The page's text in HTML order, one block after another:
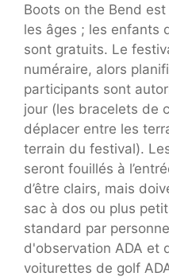
Boots on the Bend
les âges ; les enfants
sont gratuits. Le
numéraire, alors
participants sont
jour (les bracelets de
déplacer entre les
terrain du festival).
seront fouillés à
d’être clairs, mais
sac à dos ou plus
standard par
d'observation ADA et
voiturettes de golf